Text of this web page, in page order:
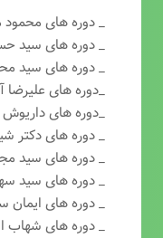
_ دوره های
_ دوره های سید
_ دوره های سید
_دوره های علیرضا
_دوره های
_ دوره های دکتر
_ دوره های سید
_ دوره های سید
_ دوره های ایمان
_ دوره های شهاب